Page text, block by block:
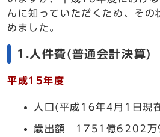
んに知っていただくため、その
めました。
1.人件費(普通会計決算)
平成15年度
人口(平成16年4月1日
歳出額 1751億6202万